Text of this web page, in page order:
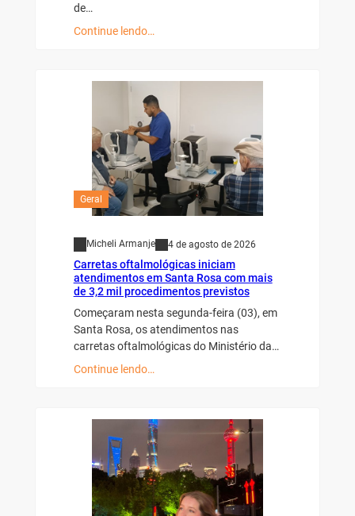
de…
Continue lendo…
Geral
Micheli Armanje 4 de agosto de 2026
Carretas oftalmológicas iniciam
atendimentos em Santa Rosa com mais
de 3,2 mil procedimentos previstos
Começaram nesta segunda-feira (03), em
Santa Rosa, os atendimentos nas
carretas oftalmológicas do Ministério da…
Continue lendo…